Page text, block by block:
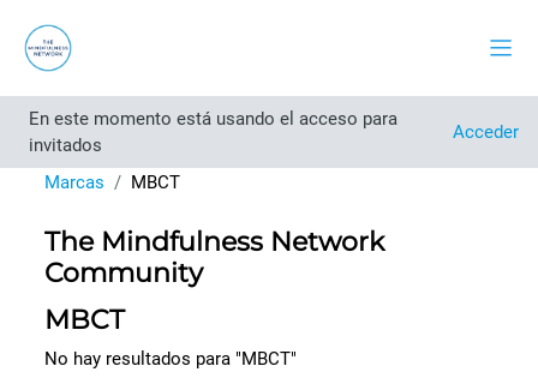
En este momento está usando el acceso para
invitados
Acceder
Marcas MBCT
The Mindfulness Network
Community
MBCT
No hay resultados para "MBCT"